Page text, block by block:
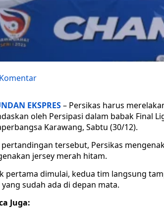
EKSPRES– Persikas harus
oleh Persipasi dalam babak Final
Karawang, Sabtu (30/12).
pertandingan tersebut, Persikas
jersey merah hitam.
pertama dimulai, kedua tim langsung
sudah ada di depan mata.
Juga: